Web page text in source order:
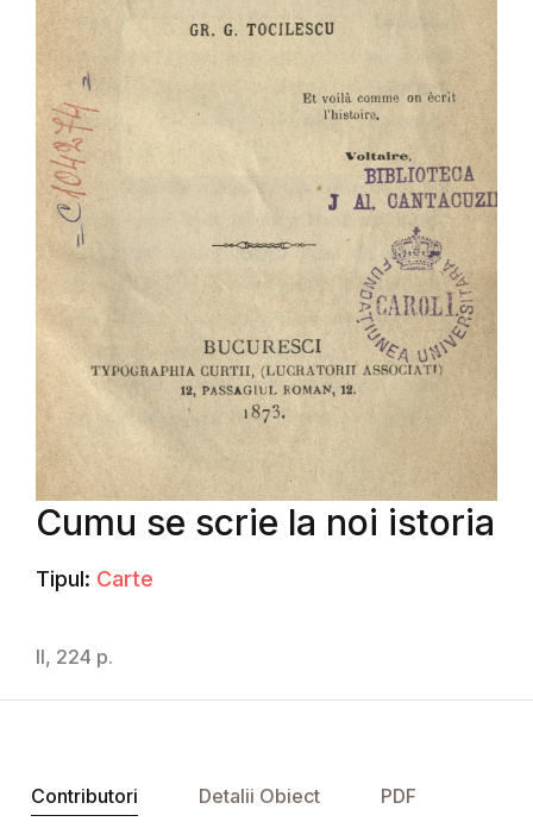
Cumu se scrie la noi istoria
Tipul: Carte
II, 224 p.
Contributori Detalii Obiect PDF